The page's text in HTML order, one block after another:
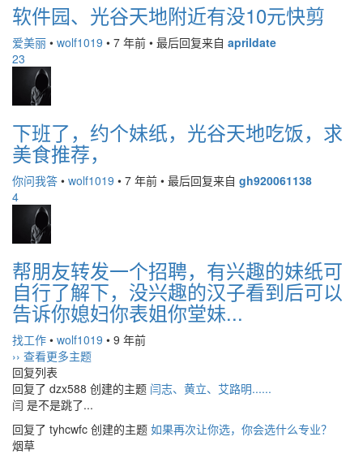
软件园、光谷天地附近有没10元快剪
爱美丽 • wolf1019 • 7 年前 • 最后回复来自 aprildate
23
下班了，约个妹纸，光谷天地吃饭，求
美食推荐，
你问我答 • wolf1019 • 7 年前 • 最后回复来自 gh920061138
4
帮朋友转发一个招聘，有兴趣的妹纸可
自行了解下，没兴趣的汉子看到后可以
告诉你媳妇你表姐你堂妹...
找工作 • wolf1019 • 9 年前
›› 查看更多主题
回复列表
回复了 dzx588 创建的主题 闫志、黄立、艾路明......
闫 是不是跳了...
回复了 tyhcwfc 创建的主题 如果再次让你选，你会选什么专业？
烟草